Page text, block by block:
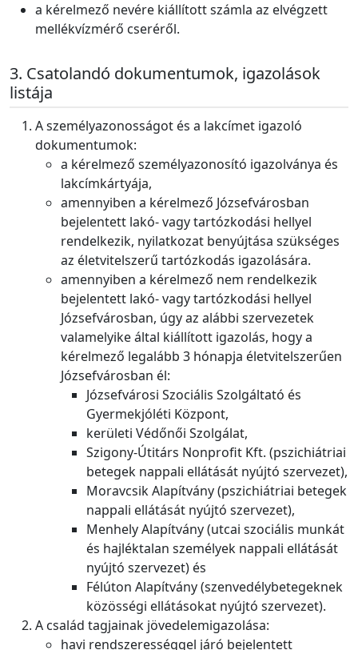
a kérelmező nevére kiállított számla az elvégzett
mellékvízmérő cseréről.
Csatolandó dokumentumok, igazolások
listája
A személyazonosságot és a lakcímet igazoló
dokumentumok:
a kérelmező személyazonosító igazolványa és
lakcímkártyája,
amennyiben a kérelmező Józsefvárosban
bejelentett lakó- vagy tartózkodási hellyel
rendelkezik, nyilatkozat benyújtása szükséges
az életvitelszerű tartózkodás igazolására.
amennyiben a kérelmező nem rendelkezik
bejelentett lakó- vagy tartózkodási hellyel
Józsefvárosban, úgy az alábbi szervezetek
valamelyike által kiállított igazolás, hogy a
kérelmező legalább 3 hónapja életvitelszerűen
Józsefvárosban él:
Józsefvárosi Szociális Szolgáltató és
Gyermekjóléti Központ,
kerületi Védőnői Szolgálat,
Szigony-Útitárs Nonprofit Kft. (pszichiátriai
betegek nappali ellátását nyújtó szervezet),
Moravcsik Alapítvány (pszichiátriai betegek
nappali ellátását nyújtó szervezet),
Menhely Alapítvány (utcai szociális munkát
és hajléktalan személyek nappali ellátását
nyújtó szervezet) és
Félúton Alapítvány (szenvedélybetegeknek
közösségi ellátásokat nyújtó szervezet).
A család tagjainak jövedelemigazolása:
havi rendszerességgel járó bejelentett